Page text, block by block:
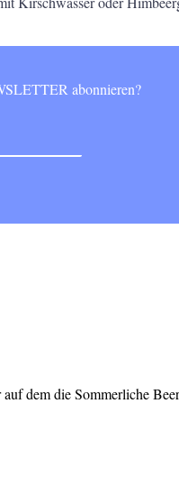
abonnieren?